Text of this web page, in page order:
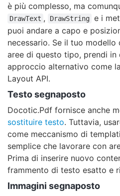
è più complesso, ma
DrawText , DrawString e i
puoi andare a capo e
necessario. Se il tuo
aree di questo tipo, prendi in
approccio alternativo come
Layout API.
Testo segnaposto
Docotic.Pdf fornisce anche
sostituire testo. Tuttavia,
come meccanismo di
semplice che lavorare con
Prima di inserire nuovo
frammento di testo esatto e
Immagini segnaposto